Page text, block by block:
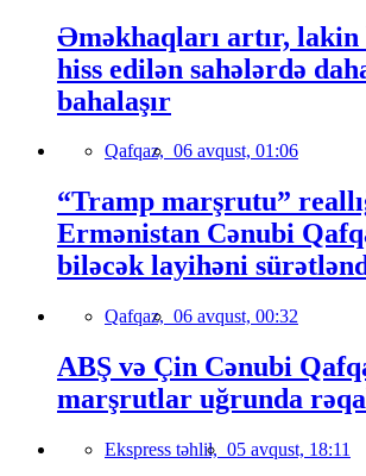
Əməkhaqları artır, lakin
hiss edilən sahələrdə
bahalaşır
Qafqaz, 06 avqust, 01:06
“Tramp marşrutu”
Ermənistan Cənubi
biləcək layihəni
Qafqaz, 06 avqust, 00:32
ABŞ və Çin Cənubi
marşrutlar uğrunda
Ekspress təhlil, 05 avqust, 18:11